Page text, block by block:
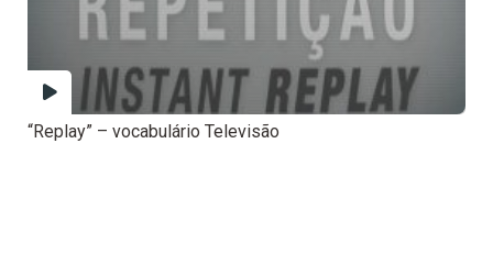
“Replay” – vocabulário Televisão